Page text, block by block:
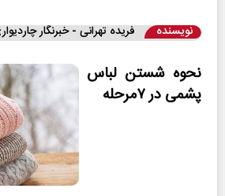
نویسنده فریده تهرانی - خبرنگار
نحوه شستن لباس
پشمی در ۷مرحله